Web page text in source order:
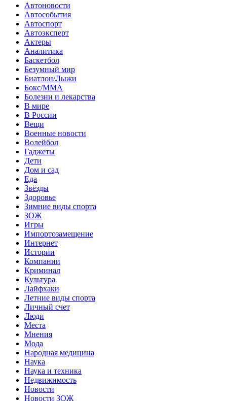
Автоновости
Автособытия
Автоспорт
Автоэксперт
Актеры
Аналитика
Баскетбол
Безумный мир
Биатлон/Лыжи
Бокс/MMA
Болезни и лекарства
В мире
В России
Вещи
Военные новости
Волейбол
Гаджеты
Дети
Дом и сад
Еда
Звёзды
Здоровье
Зимние виды спорта
ЗОЖ
Игры
Импортозамещение
Интернет
Истории
Компании
Криминал
Культура
Лайфхаки
Летние виды спорта
Личный счет
Люди
Места
Мнения
Мода
Народная медицина
Наука
Наука и техника
Недвижимость
Новости
Новости ЗОЖ